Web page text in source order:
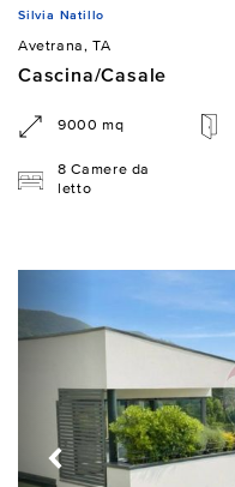
Silvia Natillo
Avetrana, TA
Cascina/Casale
9000 mq
8 Camere da
letto